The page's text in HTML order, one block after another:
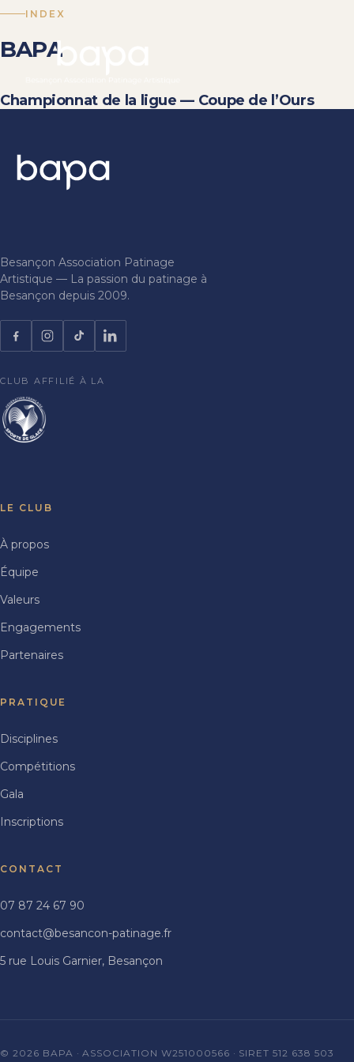
INDEX
BAPA
Championnat de la ligue — Coupe de l’Ours
Besançon Association Patinage
Artistique — La passion du patinage à
Besançon depuis 2009.
CLUB AFFILIÉ À LA
LE CLUB
À propos
Équipe
Valeurs
Engagements
Partenaires
PRATIQUE
Disciplines
Compétitions
Gala
Inscriptions
CONTACT
07 87 24 67 90
contact@besancon-patinage.fr
5 rue Louis Garnier, Besançon
© 2026 BAPA · ASSOCIATION W251000566 · SIRET 512 638 503